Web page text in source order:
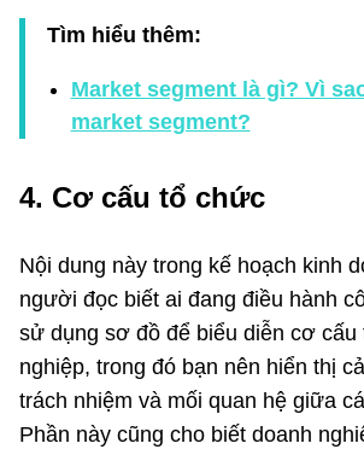
Tìm hiểu thêm:
Market segment là gì? Vì
market segment?
4. Cơ cấu tổ chức
Nội dung này trong kế hoạch kinh
người đọc biết ai đang điều hành
sử dụng sơ đồ để biểu diễn cơ cấu
nghiệp, trong đó bạn nên hiển thị
trách nhiệm và mối quan hệ giữa
Phần này cũng cho biết doanh